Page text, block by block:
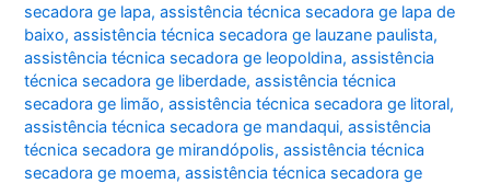
secadora ge lapa,assistência técnica secadora ge lapa de
baixo,assistência técnica secadora ge lauzane paulista,
assistência técnica secadora ge leopoldina,assistência
técnica secadora ge liberdade,assistência técnica
secadora ge limão,assistência técnica secadora ge litoral,
assistência técnica secadora ge mandaqui,assistência
técnica secadora ge mirandópolis,assistência técnica
secadora ge moema,assistência técnica secadora ge